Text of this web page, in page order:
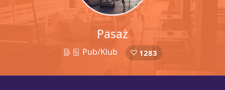
Pasaż
21 Pub/Klub 1283